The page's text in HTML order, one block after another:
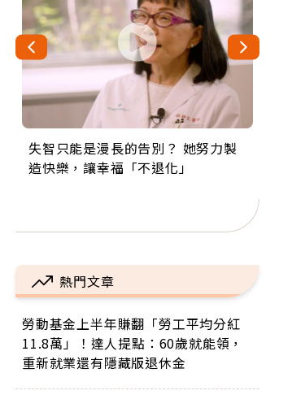
失智只能是漫長的告別？ 她努力製
造快樂，讓幸福「不退化」
來自剛果的巧克力神父 為台灣奉獻
36年 「台灣是我的家，我連作夢都
63歲卸矽谷副總、搬回台灣找快
樂！「蛋黃哥小丑」走進安養院，
104歲打破金氏世界紀錄 成為全球
最年長羽球選手，分享長壽的秘密
事業巔峰他選擇追夢…黑手阿伯拉
小提琴還登上小巨蛋！連CNN都大
熱門文章
勞動基金上半年賺翻「勞工平均分紅
11.8萬」！達人提點：60歲就能領，
重新就業還有隱藏版退休金